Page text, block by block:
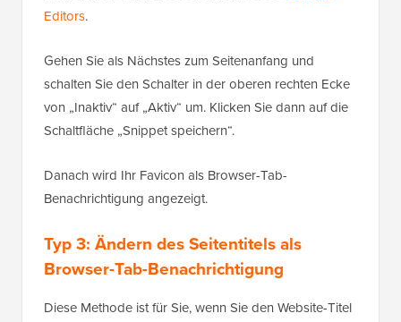
Gehen Sie als Nächstes zum Seitenanfang und
von „Inaktiv“ auf „Aktiv“ um. Klicken Sie dann auf die
Schaltfläche „Snippet speichern“.
Danach wird Ihr Favicon als Browser-Tab-
Typ 3: Ändern des Seitentitels als
Browser-Tab-Benachrichtigung
Diese Methode ist für Sie, wenn Sie den Website-Titel
Besucher zurückzugewinnen.